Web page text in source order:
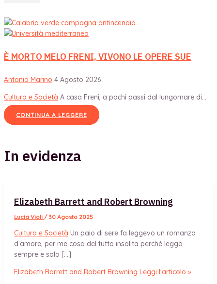
È MORTO MELO FRENI, VIVONO LE OPERE SUE
Antonio Marino 4 Agosto 2026
Cultura e Società A casa Freni, a pochi passi dal lungomare di...
CONTINUA A LEGGERE
In evidenza
Elizabeth Barrett and Robert Browning
Lucia Violi / 30 Agosto 2025
Cultura e Società Un paio di sere fa leggevo un romanzo
d’amore, per me cosa del tutto insolita perché leggo
sempre e solo […]
Elizabeth Barrett and Robert Browning Leggi l'articolo »